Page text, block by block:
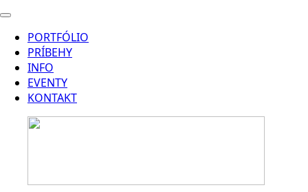
PORTFÓLIO
PRÍBEHY
INFO
EVENTY
KONTAKT